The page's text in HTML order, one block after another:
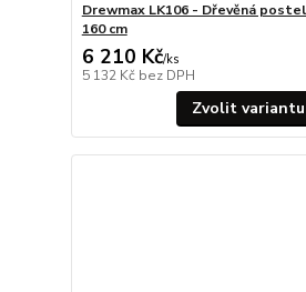
Drewmax LK106 - Dřevěná
160 cm
6 210 Kč/ks
5 132 Kč bez DPH
Zvolit variantu